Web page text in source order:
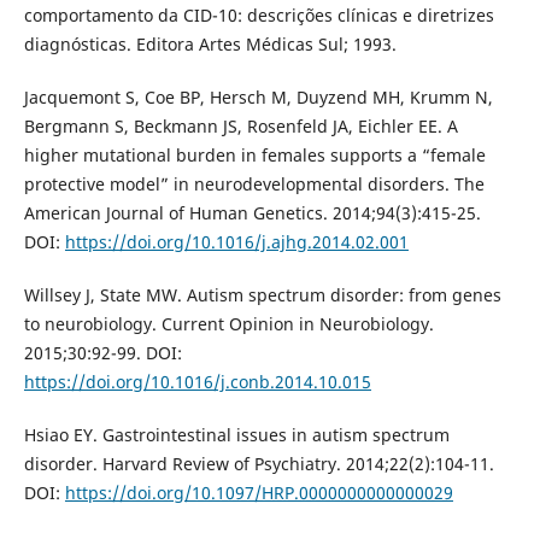
comportamento da CID-10: descrições clínicas e diretrizes
diagnósticas. Editora Artes Médicas Sul; 1993.
Jacquemont S, Coe BP, Hersch M, Duyzend MH, Krumm N,
Bergmann S, Beckmann JS, Rosenfeld JA, Eichler EE. A
higher mutational burden in females supports a “female
protective model” in neurodevelopmental disorders. The
American Journal of Human Genetics. 2014;94(3):415-25.
DOI: https://doi.org/10.1016/j.ajhg.2014.02.001
Willsey J, State MW. Autism spectrum disorder: from genes
to neurobiology. Current Opinion in Neurobiology.
2015;30:92-99. DOI:
https://doi.org/10.1016/j.conb.2014.10.015
Hsiao EY. Gastrointestinal issues in autism spectrum
disorder. Harvard Review of Psychiatry. 2014;22(2):104-11.
DOI: https://doi.org/10.1097/HRP.0000000000000029